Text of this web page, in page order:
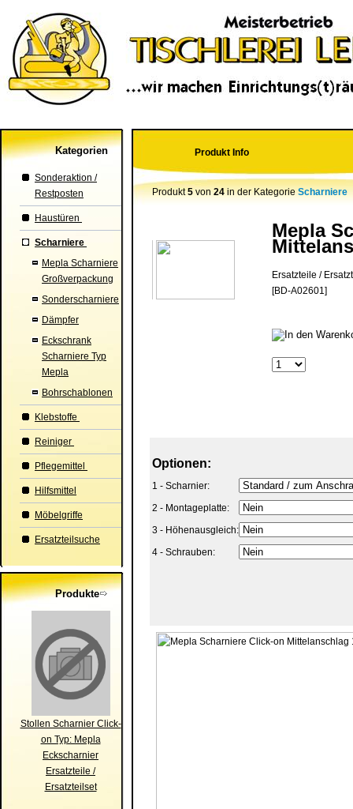
Kategorien
Sonderaktion /
Restposten
Haustüren
Scharniere
Mepla Scharniere
Großverpackung
Sonderscharniere
Dämpfer
Eckschrank
Scharniere Typ
Mepla
Bohrschablonen
Klebstoffe
Reiniger
Pflegemittel
Hilfsmittel
Möbelgriffe
Ersatzteilsuche
Produkte
Stollen Scharnier Click-
on Typ: Mepla
Eckscharnier
Ersatzteile /
Ersatzteilset
Produkt Info
Produkt5von24in der KategorieScharniere
Mepla
Ersatzteile /
[BD-A02601]
Optionen:
1 - Scharnier:
2 - Montageplatte:
3 - Höhenausgleich:
4 - Schrauben: